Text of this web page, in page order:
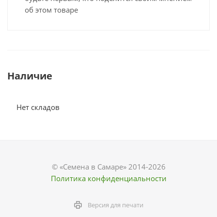
об этом товаре
Наличие
Нет складов
© «Семена в Самаре» 2014-2026
Политика конфиденциальности
Версия для печати